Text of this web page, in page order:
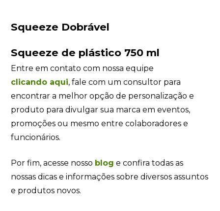
Squeeze Dobrável
Squeeze de plástico 750 ml
Entre em contato com nossa equipe
clicando aqui, fale com um consultor para
encontrar a melhor opção de personalização e
produto para divulgar sua marca em eventos,
promoções ou mesmo entre colaboradores e
funcionários.
Por fim, acesse nosso blog e confira todas as
nossas dicas e informações sobre diversos assuntos
e produtos novos.